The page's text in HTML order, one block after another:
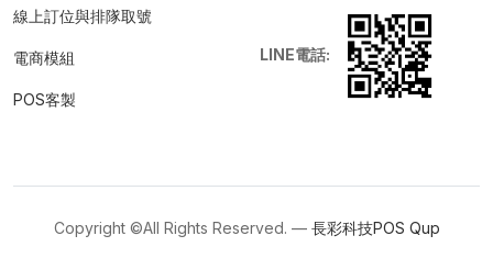
線上訂位與排隊取號
電商模組
POS客製
LINE電話:
Copyright ©All Rights Reserved. — 長彩科技POS Qup